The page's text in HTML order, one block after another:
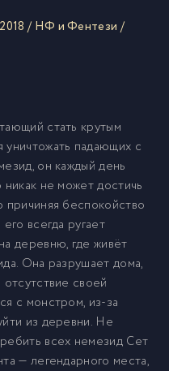
2018 / НФ и Фентези /
стать крутым
падающих с
он каждый день
не может достичь
причиняя беспокойство
всегда ругает
деревню, где живёт
Она разрушает дома,
своей
с монстром, из-за
из деревни. Не
всех немезид Сет
— легендарного места,